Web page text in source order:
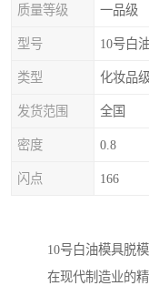
质量等级 一品级
型号 10号白
类型 化妆品
发货范围 全国
密度 0.8
闪点 166
10号白油模具脱
在现代制造业的